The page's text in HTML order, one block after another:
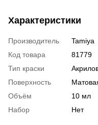
Характеристики
Производитель
Tamiya
Код товара
81779
Тип краски
Поверхность
Объём
10 мл
Набор
Нет